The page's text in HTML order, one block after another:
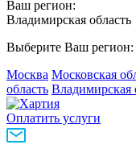
Ваш регион:
Владимирская область
Выберите Ваш регион:
Москва Московская
область Владимирская
Оплатить услуги